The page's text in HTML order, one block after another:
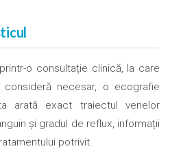
o consultație clinică, la care
necesar, o ecografie
arată exact traiectul venelor
și gradul de reflux, informații
potrivit.